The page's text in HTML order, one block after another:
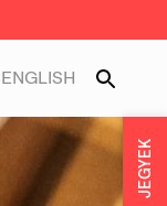
ENGLISH
JEGYEK